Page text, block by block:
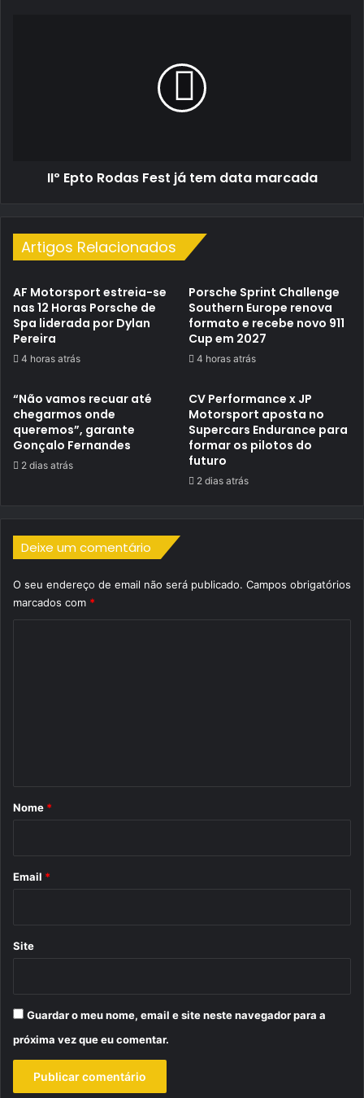
IIº Epto Rodas Fest já tem data marcada
Artigos Relacionados
AF Motorsport estreia-se
nas 12 Horas Porsche de
Spa liderada por Dylan
Pereira
4 horas atrás
Porsche Sprint Challenge
Southern Europe renova
formato e recebe novo 911
Cup em 2027
4 horas atrás
“Não vamos recuar até
chegarmos onde
queremos”, garante
Gonçalo Fernandes
2 dias atrás
CV Performance x JP
Motorsport aposta no
Supercars Endurance para
formar os pilotos do
futuro
2 dias atrás
Deixe um comentário
O seu endereço de email não será publicado. Campos obrigatórios
marcados com *
r
*
Nome *
Email *
Site
Guardar o meu nome, email e site neste navegador para a
próxima vez que eu comentar.